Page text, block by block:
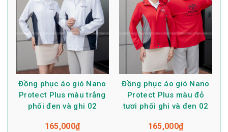
Đồng phục áo gió Nano
Protect Plus màu trắng
phối đen và ghi 02
165,000₫
Đồng phục áo gió Nano
Protect Plus màu đỏ
tươi phối ghi và đen 02
165,000₫